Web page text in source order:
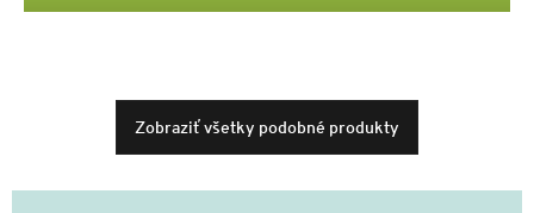
Zobraziť všetky podobné produkty